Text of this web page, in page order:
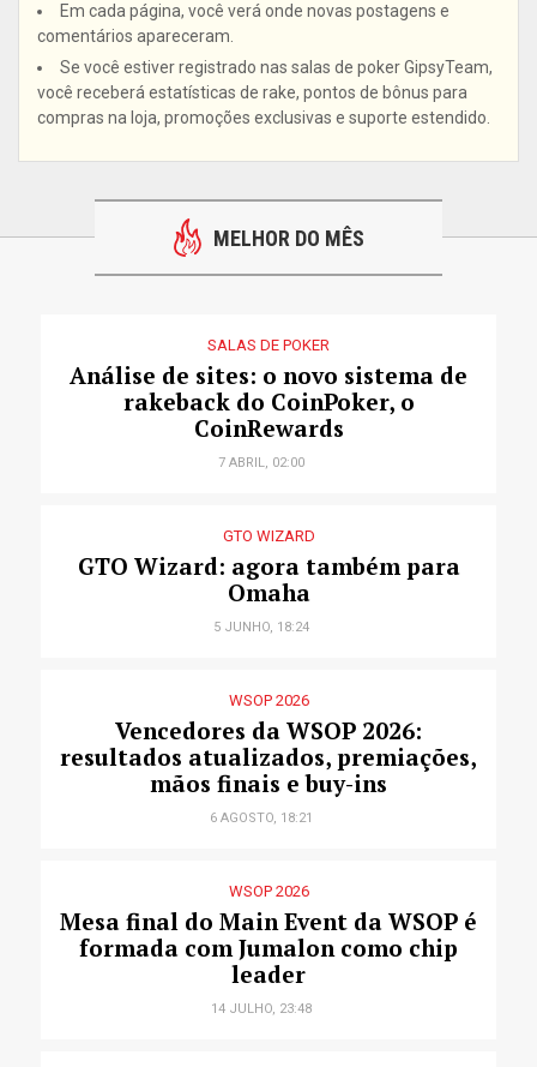
Em cada página, você verá onde novas postagens e
comentários apareceram.
Se você estiver registrado nas salas de poker GipsyTeam,
você receberá estatísticas de rake, pontos de bônus para
compras na loja, promoções exclusivas e suporte estendido.
MELHOR DO MÊS
SALAS DE POKER
Análise de sites: o novo sistema de
rakeback do CoinPoker, o
CoinRewards
7 ABRIL, 02:00
GTO WIZARD
GTO Wizard: agora também para
Omaha
5 JUNHO, 18:24
WSOP 2026
Vencedores da WSOP 2026:
resultados atualizados, premiações,
mãos finais e buy-ins
6 AGOSTO, 18:21
WSOP 2026
Mesa final do Main Event da WSOP é
formada com Jumalon como chip
leader
14 JULHO, 23:48